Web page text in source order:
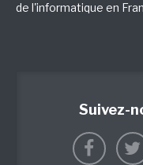
de l'informatique en
Suivez-